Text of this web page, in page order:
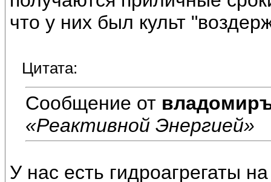
что у них был культ
Цитата:
Сообщение от
«Реактивной Энергией»
У нас есть гидроагрегаты